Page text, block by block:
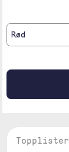
Rød
Topplister